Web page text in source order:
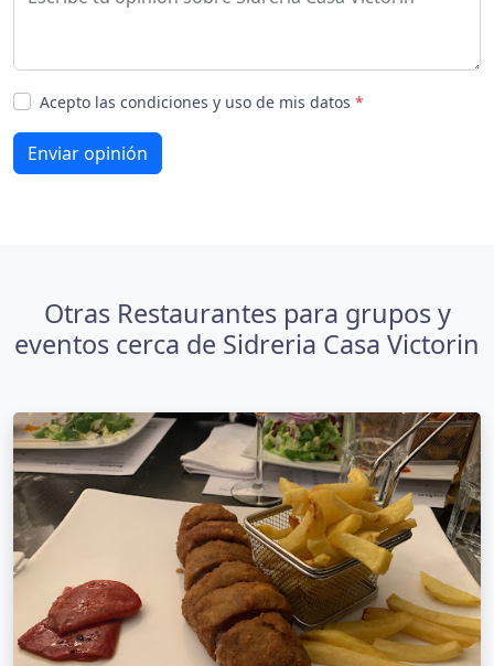
Acepto las condiciones y uso de mis datos *
Enviar opinión
Otras Restaurantes para grupos y
eventos cerca de Sidreria Casa Victorin